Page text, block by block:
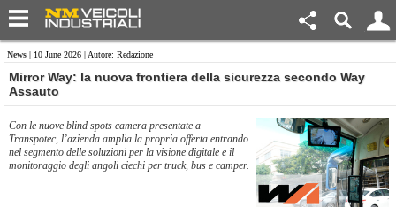
News | 10 June 2026 | Autore: Redazione
Mirror Way: la nuova frontiera della sicurezza secondo Way
Assauto
Con le nuove blind spots camera presentate a
Transpotec, l’azienda amplia la propria offerta entrando
nel segmento delle soluzioni per la visione digitale e il
monitoraggio degli angoli ciechi per truck, bus e camper.